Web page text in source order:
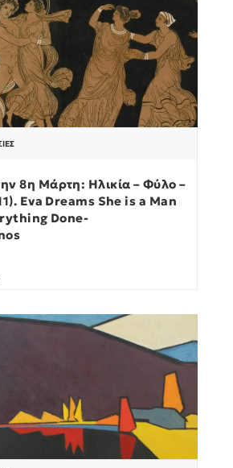
8η Μάρτη: Ηλικία – Φύλο –
Eva Dreams She is a Man
Done-